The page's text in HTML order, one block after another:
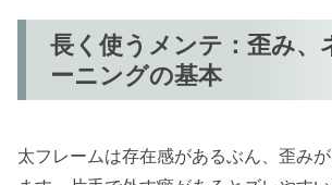
長く使うメンテ：歪み、
ーニングの基本
太フレームは存在感があるぶん、歪み